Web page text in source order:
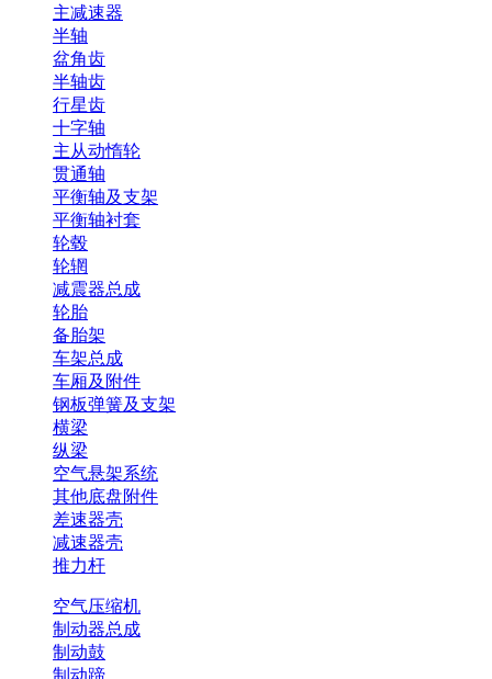
主减速器
半轴
盆角齿
半轴齿
行星齿
十字轴
主从动惰轮
贯通轴
平衡轴及支架
平衡轴衬套
轮毂
轮辋
减震器总成
轮胎
备胎架
车架总成
车厢及附件
钢板弹簧及支架
横梁
纵梁
空气悬架系统
其他底盘附件
差速器壳
减速器壳
推力杆
空气压缩机
制动器总成
制动鼓
制动蹄